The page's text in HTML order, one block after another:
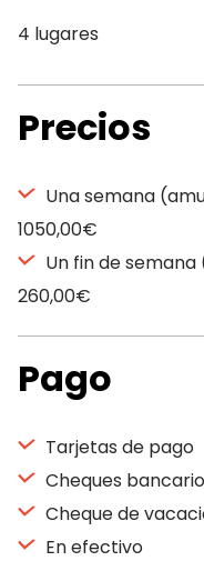
4 lugares
Precios
Una semana
1050,00€
Un fin de
260,00€
Pago
Tarjetas de pago
Cheques
Cheque de
En efectivo